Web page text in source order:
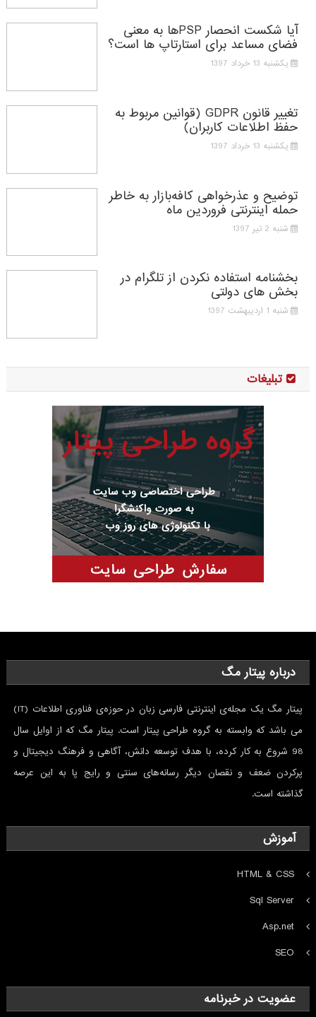
آیا شکست انحصار PSPها به معنی
فضای مساعد برای استارتاپ ها است؟
یکشنبه 13 خرداد 1397
تغییر قانون GDPR (قوانین مربوط به
حفظ اطلاعات کاربران)
یکشنبه 13 خرداد 1397
توضیح و عذرخواهی کافه‌بازار به خاطر
حمله اینترنتی فروردین ماه
شنبه 2 تیر 1397
بخشنامه استفاده نکردن از تلگرام در
بخش های دولتی
شنبه 1 اردیبهشت 1397
تبلیغات
درباره پیتار مگ
پیتار مگ یک مجله‌ی اینترنتی فارسی ‌زبان در حوزه‌ی فناوری اطلاعات (IT)
می باشد که وابسته به گروه طراحی پیتار است. پیتار مگ که از اوایل سال
98 شروع به کار کرده، با هدف توسعه دانش، آگاهی و فرهنگ دیجیتال و
پرکردن ضعف و نقصان ديگر رسانه‌های سنتی و رايج پا به این عرصه
گذاشته است.
آموزش
HTML & CSS
Sql Server
Asp.net
SEO
عضویت در خبرنامه